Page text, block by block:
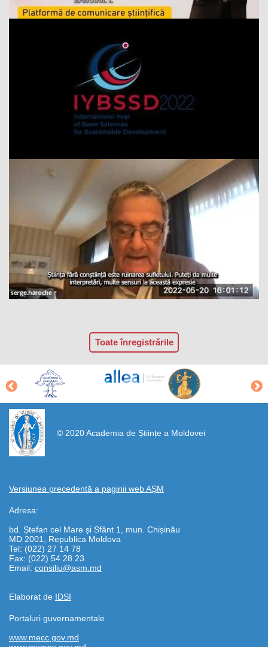
Toate înregistrările
© 2020 Academia de Științe a Moldovei
Versiunea precedentă a paginii web AȘM
Adresa:
bd. Ștefan cel Mare și Sfânt 1, mun. Chișinău
MD 2001, Republica Moldova
Tel: (022) 27 14 78
Fax: (022) 54 28 23
Email: consiliu@asm.md
Elaborat de IDSI
https://propletenie.ru/
Portaluri guvernamentale
www.mecc.gov.md